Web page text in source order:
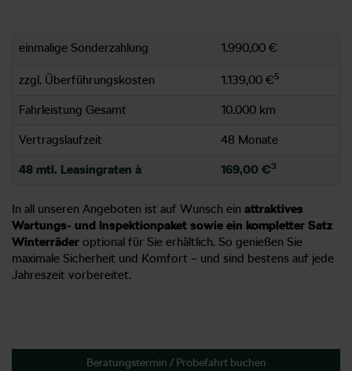
einmalige Sonderzahlung 1.990,00 €
zzgl. Überführungskosten 1.139,00 €5
Fahrleistung Gesamt 10.000 km
Vertragslaufzeit 48 Monate
48 mtl. Leasingraten à 169,00 €3
In all unseren Angeboten ist auf Wunsch ein attraktives
Wartungs- und Inspektionpaket sowie ein kompletter Satz
Winterräder optional für Sie erhältlich. So genießen Sie
maximale Sicherheit und Komfort – und sind bestens auf jede
Jahreszeit vorbereitet.
Beratungstermin / Probefahrt buchen